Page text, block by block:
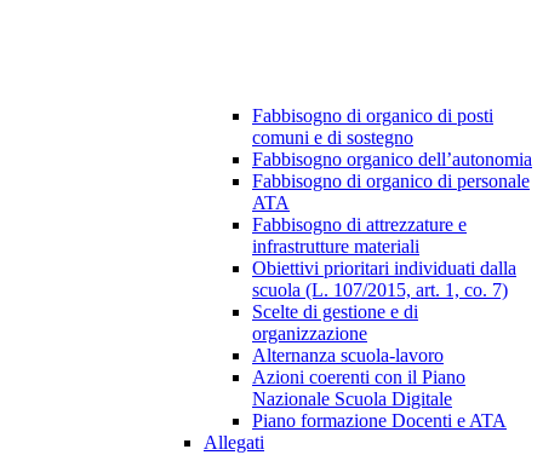
Fabbisogno di organico di posti
comuni e di sostegno
Fabbisogno organico dell’autonomia
Fabbisogno di organico di personale
ATA
Fabbisogno di attrezzature e
infrastrutture materiali
Obiettivi prioritari individuati dalla
scuola (L. 107/2015, art. 1, co. 7)
Scelte di gestione e di
organizzazione
Alternanza scuola-lavoro
Azioni coerenti con il Piano
Nazionale Scuola Digitale
Piano formazione Docenti e ATA
Allegati